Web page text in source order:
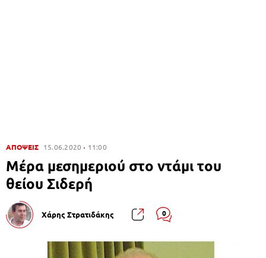
ΑΠΟΨΕΙΣ 15.06.2020 11:00
Μέρα μεσημεριού στο ντάμι του
θείου Σιδερή
Χάρης Στρατιδάκης 0